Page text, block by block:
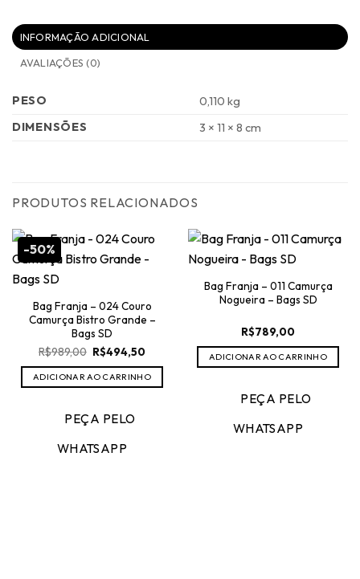
INFORMAÇÃO ADICIONAL
AVALIAÇÕES (0)
PESO
0,110 kg
DIMENSÕES
3 × 11 × 8 cm
PRODUTOS RELACIONADOS
-50%
Bag Franja – 024 Couro
Camurça Bistro Grande –
Bags SD
R$989,00 O
preço
original
era:
R$494,50
atual
é:
ADICIONAR AO CARRINHO
PEÇA PELO
WHATSAPP
Bag Franja – 011 Camurça
Nogueira – Bags SD
R$789,00
ADICIONAR AO CARRINHO
PEÇA PELO
WHATSAPP